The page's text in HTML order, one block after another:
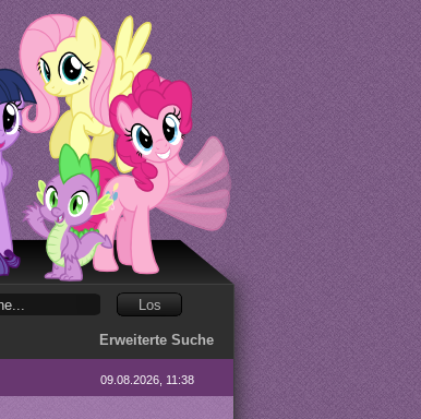
Erweiterte Suche
09.08.2026, 11:38